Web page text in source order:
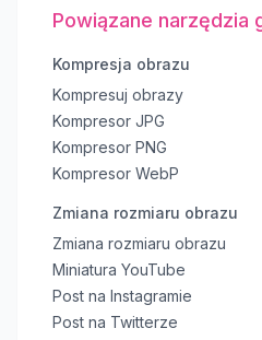
Powiązane narzędzia
Kompresja obrazu
Kompresuj obrazy
Kompresor JPG
Kompresor PNG
Kompresor WebP
Zmiana rozmiaru obrazu
Zmiana rozmiaru obrazu
Miniatura YouTube
Post na Instagramie
Post na Twitterze